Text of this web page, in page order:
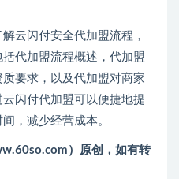
云闪付安全代加盟流程，
代加盟流程概述，代加盟
要求，以及代加盟对商家
闪付代加盟可以便捷地提
，减少经营成本。
）原创，如有转